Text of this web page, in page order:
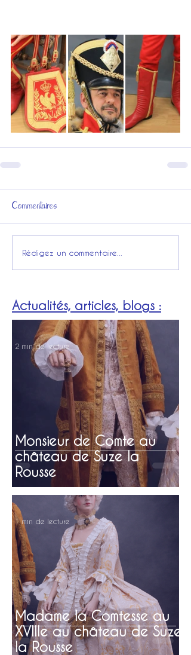
Commentaires
Rédigez un commentaire...
Actualités, articles, blogs :
Monsieur de Comte au
château de Suze la
Rousse
2 min de lecture
Madame la Comtesse au
XVIIIe au château de Suze
la Rousse
1 min de lecture